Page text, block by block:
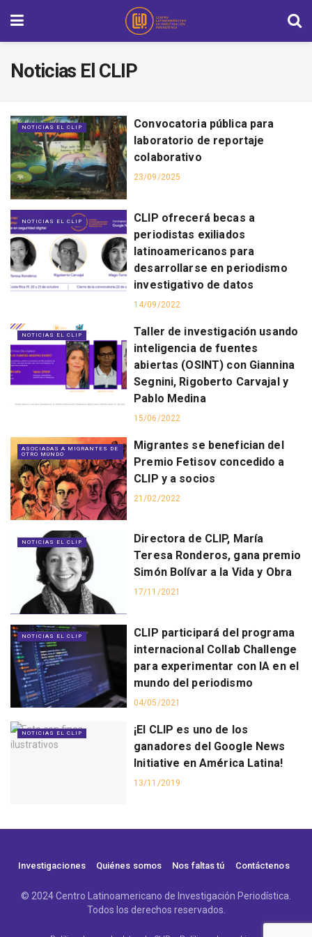
Noticias El CLIP
NOTICIAS EL CLIP
Convocatoria pública para
laboratorio de reportaje
colaborativo
23/09/2025
NOTICIAS EL CLIP
CLIP ofrecerá becas a
periodistas exiliados
latinoamericanos para
desarrollarse en periodismo
investigativo de datos
14/09/2022
NOTICIAS EL CLIP
Taller de investigación usando
inteligencia de fuentes
abiertas (OSINT) con Giannina
Segnini, Rigoberto Carvajal y
Pablo Medina
15/06/2022
ASOCIADAS A MIGRANTES DE
OTRO MUNDO
Migrantes se benefician del
Premio Fetisov concedido a
CLIP y a socios
21/02/2022
NOTICIAS EL CLIP
Directora de CLIP, María
Teresa Ronderos, gana premio
Simón Bolívar a la Vida y Obra
17/11/2021
NOTICIAS EL CLIP
CLIP participará del programa
internacional Collab Challenge
para experimentar con IA en el
mundo del periodismo
04/05/2021
NOTICIAS EL CLIP
¡El CLIP es uno de los
ganadores del Google News
Initiative en América Latina!
13/11/2019
Investigaciones Quiénes somos Nos faltas tú Contáctenos
© 2024 Centro Latinoamericano de Investigación Periodística.
Todos los derechos reservados.